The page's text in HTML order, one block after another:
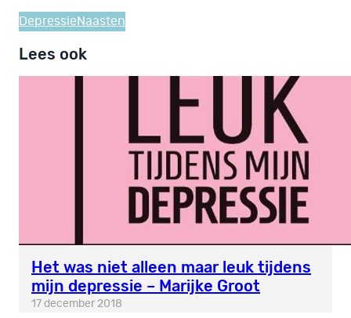
Depressie Naasten
Lees ook
Het was niet alleen maar leuk tijdens
mijn depressie – Marijke Groot
17 december 2018